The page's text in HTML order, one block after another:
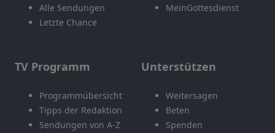
Alle Sendungen
Letzte Chance
MeinGottesdienst
TV Programm
Programmübersicht
Tipps der Redaktion
Sendungen von A-Z
Unterstützen
Weitersagen
Beten
Spenden